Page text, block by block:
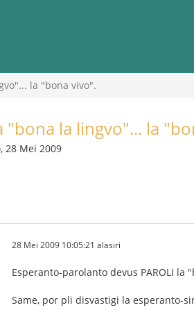
la "bona vivo".
"bona la lingvo"... la
, 28 Mei 2009
28 Mei 2009 10:05:21 alasiri
Esperanto-parolanto devus PAROLI
Same, por pli disvastigi la esperanto-